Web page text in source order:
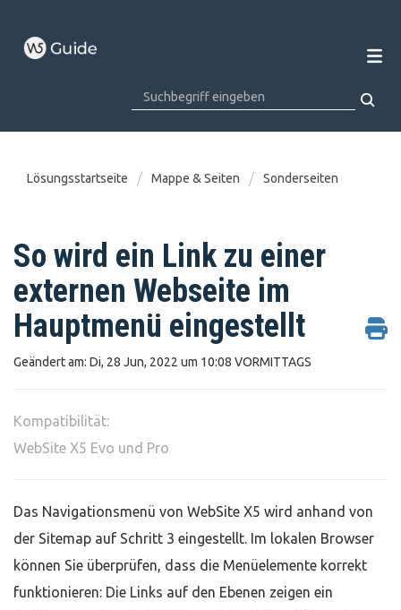
Lösungsstartseite Mappe & Seiten Sonderseiten
So wird ein Link zu einer
externen Webseite im
Hauptmenü eingestellt
Geändert am: Di, 28 Jun, 2022 um 10:08 VORMITTAGS
Kompatibilität:
WebSite X5 Evo und Pro
Das Navigationsmenü von WebSite X5 wird anhand von
der Sitemap auf Schritt 3 eingestellt. Im lokalen Browser
können Sie überprüfen, dass die Menüelemente korrekt
funktionieren: Die Links auf den Ebenen zeigen ein